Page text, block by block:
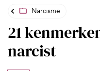
Narcisme
21
narcist